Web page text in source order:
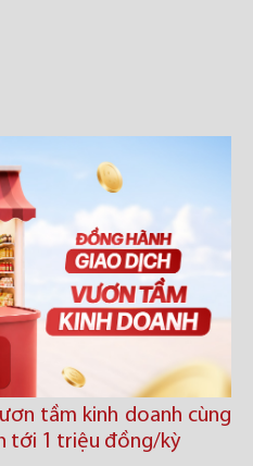
tầm kinh doanh cùng
tới 1 triệu đồng/kỳ